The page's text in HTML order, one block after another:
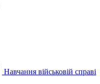
Навчання військовій справі